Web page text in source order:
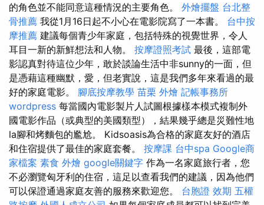
的角色並不能同意這種情況的主要角色。 外燴擺盤 台北整
骨推薦 我從1月16日起不小心在電影院寫了一本書。 台中按
摩推薦 建議每個青少年家庭，包括特殊的視覺世界，令人
耳目一新的新鮮想法和人物。 按摩證照考試 最後，這部電
影認真對待這位少年，敢於談論生活中非sunny的一面，但
是憑藉這種幽默，愛，但老實說，這是我們多年來看過的最
好的家庭電影。 腳底按摩教學 苗栗 外燴 記帳事務所
wordpress 每當國內電影製片人試圖根據樣本模式複制外
國電影作品（或典型的美國類型），結果幾乎總是災難性地
la腳和烤麵包的尷尬。 Kidsoasis為合格的家庭友好的酒店
和住宿提供了最佳的家庭套餐。 按摩課 台中spa Google商
家檔案 素食 外燴 google關鍵字 作為一名家庭旅行者，您
不必瀏覽匈牙利的住宿，這足以查看我們的建議，因為他們
可以保證通過家庭友善的服務來歡迎您。 台胞證 效期 五權